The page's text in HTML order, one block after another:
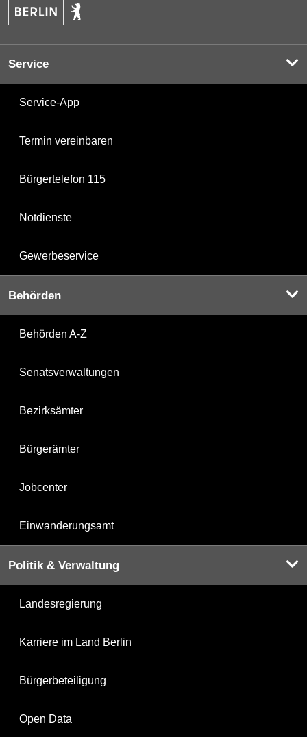
Service
Service-App
Termin vereinbaren
Bürgertelefon 115
Notdienste
Gewerbeservice
Behörden
Behörden A-Z
Senatsverwaltungen
Bezirksämter
Bürgerämter
Jobcenter
Einwanderungsamt
Politik & Verwaltung
Landesregierung
Karriere im Land Berlin
Bürgerbeteiligung
Open Data